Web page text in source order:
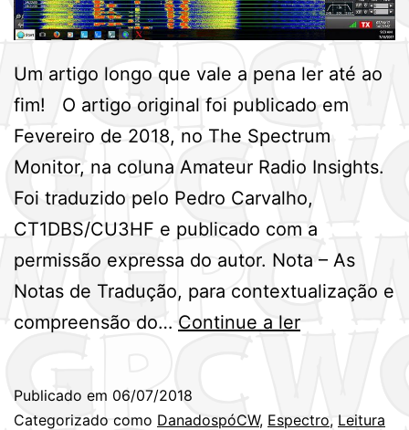
Um artigo longo que vale a pena ler até ao
fim! O artigo original foi publicado em
Fevereiro de 2018, no The Spectrum
Monitor, na coluna Amateur Radio Insights.
Foi traduzido pelo Pedro Carvalho,
CT1DBS/CU3HF e publicado com a
permissão expressa do autor. Nota – As
Notas de Tradução, para contextualização e
compreensão do… Continue a lerO
K1JT,
Publicado em 06/07/2018
Categorizado como DanadospóCW, Espectro, Leitura